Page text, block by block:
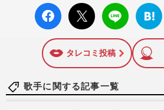
facebo
ok い
X ポス
ト
LINE
はてな
ブック
に追加
タレコミ投稿
歌手に関する記事一覧